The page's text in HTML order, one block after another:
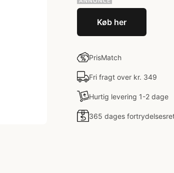
Køb her
PrisMatch
Fri fragt over kr. 349
Hurtig levering 1-2 dage
365 dages